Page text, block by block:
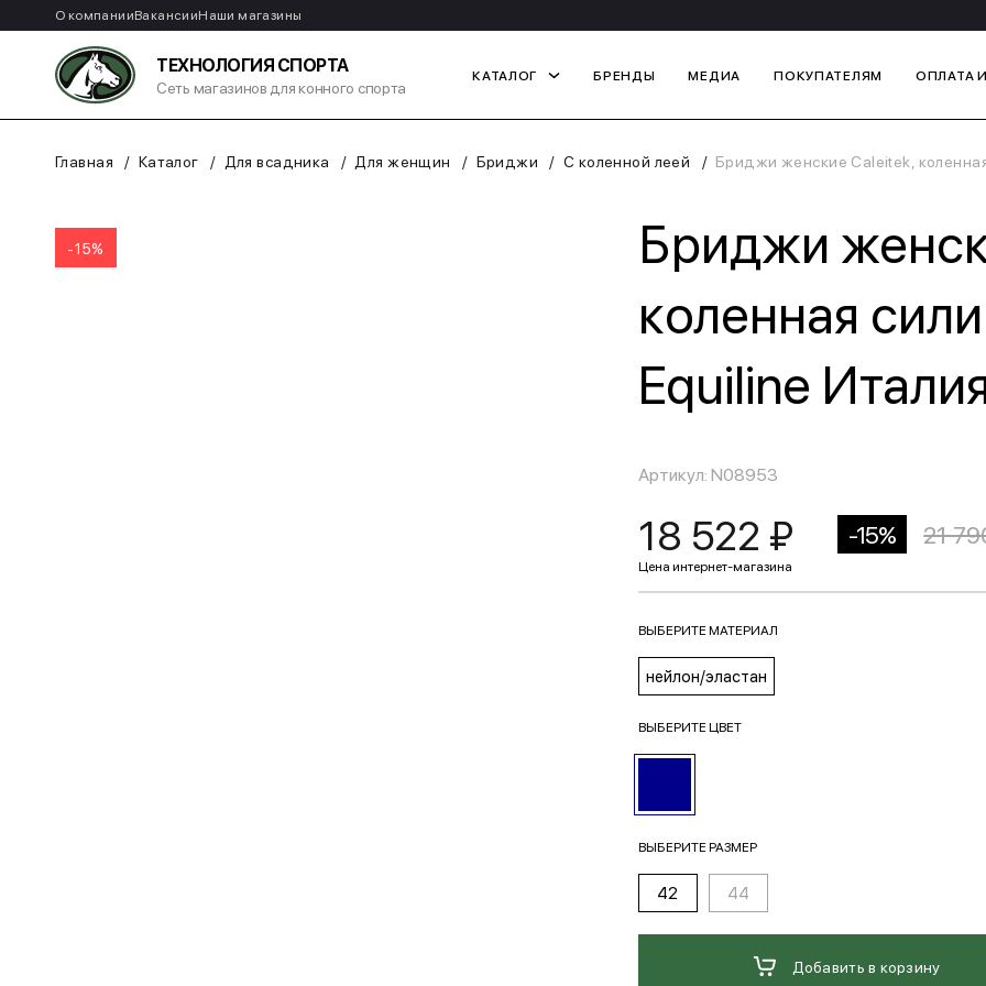
О компанииВакансииНаши магазины
ТЕХНОЛОГИЯ СПОРТА
Сеть магазинов для конного спорта
КАТАЛОГ БРЕНДЫ МЕДИА ПОКУПАТЕЛЯМ ОПЛАТА
Главная Каталог Для всадника Для женщин Бриджи С коленной леей Бриджи женские Caleitek,
-15%
Бриджи
коленная
Equiline
Артикул: N08953
18 522 ₽ -15% 21
ВЫБЕРИТЕ МАТЕРИАЛ
нейлон/эластан
ВЫБЕРИТЕ ЦВЕТ
ВЫБЕРИТЕ РАЗМЕР
42 44
Добавить в корзину